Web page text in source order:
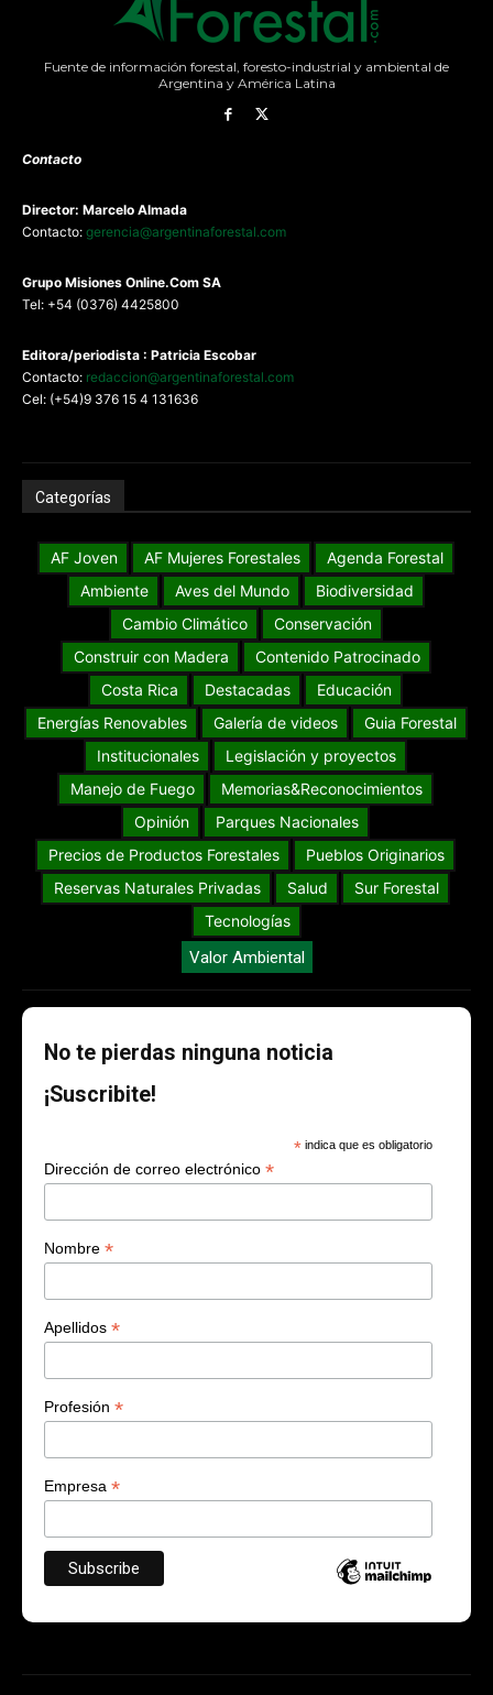
Fuente de información forestal, foresto-industrial y ambiental de
Argentina y América Latina
Contacto
Director: Marcelo Almada
Contacto: gerencia@argentinaforestal.com
Grupo Misiones Online.Com SA
Tel: +54 (0376) 4425800
Editora/periodista : Patricia Escobar
Contacto: redaccion@argentinaforestal.com
Cel: (+54)9 376 15 4 131636
Categorías
AF Joven AF Mujeres Forestales
Agenda Forestal
Ambiente
Aves del Mundo
Biodiversidad
Cambio Climático
Conservación
Construir con Madera
Contenido Patrocinado
Costa Rica
Destacadas
Educación
Energías Renovables
Galería de videos
Guia Forestal
Institucionales
Legislación y proyectos
Manejo de Fuego
Memorias&Reconocimientos
Opinión
Parques Nacionales
Precios de Productos Forestales
Pueblos Originarios
Reservas Naturales Privadas
Salud
Sur Forestal
Tecnologías
Valor Ambiental
No te pierdas ninguna noticia
¡Suscribite!
* indica que es obligatorio
Dirección de correo electrónico *
Nombre *
Apellidos *
Profesión *
Empresa *